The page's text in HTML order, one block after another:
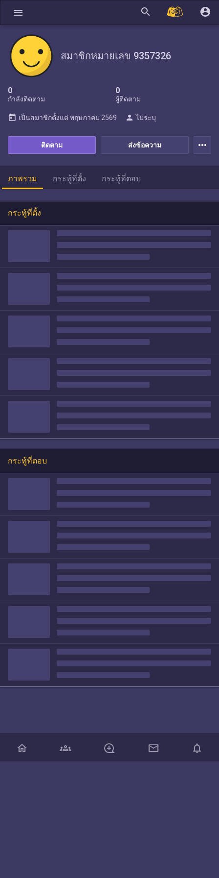
menu search account_circle
สมาชิกหมายเลข 9357326
0
กำลังติดตาม
0
ผู้ติดตาม
ส่งข้อความ
ติดตาม
today เป็นสมาชิกตั้งแต่ พฤษภาคม 2569 person ไม่ระบุ
more_horiz
ภาพรวม กระทู้ที่ตั้ง กระทู้ที่ตอบ
กระทู้ที่ตั้ง
กระทู้ที่ตอบ